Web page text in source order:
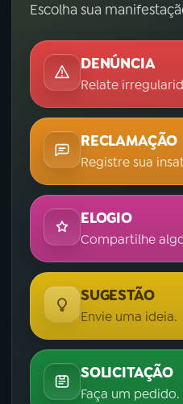
Escolha sua
DENÚNCIA
Relate
RECLAMAÇÃO
Registre sua
ELOGIO
Compartilhe
SUGESTÃO
Envie uma ideia.
SOLICITAÇÃO
Faça um pedido.